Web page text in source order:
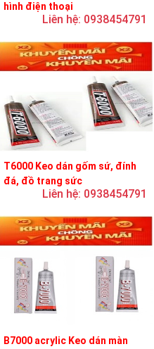
hình điện thoại
Liên hệ: 0938454791
T6000 Keo dán gốm sứ, đính
đá, đồ trang sức
Liên hệ: 0938454791
B7000 acrylic Keo dán màn